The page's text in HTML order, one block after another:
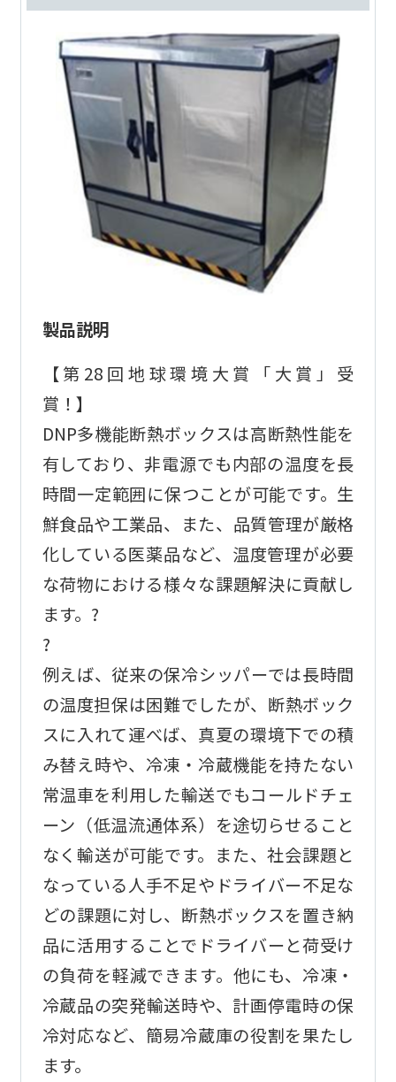
製品説明
【第28回地球環境大賞「大賞」受
賞！】
DNP多機能断熱ボックスは高断熱性能を
有しており、非電源でも内部の温度を長
時間一定範囲に保つことが可能です。生
鮮食品や工業品、また、品質管理が厳格
化している医薬品など、温度管理が必要
な荷物における様々な課題解決に貢献し
ます。?
?
例えば、従来の保冷シッパーでは長時間
の温度担保は困難でしたが、断熱ボック
スに入れて運べば、真夏の環境下での積
み替え時や、冷凍・冷蔵機能を持たない
常温車を利用した輸送でもコールドチェ
ーン（低温流通体系）を途切らせること
なく輸送が可能です。また、社会課題と
なっている人手不足やドライバー不足な
どの課題に対し、断熱ボックスを置き納
品に活用することでドライバーと荷受け
の負荷を軽減できます。他にも、冷凍・
冷蔵品の突発輸送時や、計画停電時の保
冷対応など、簡易冷蔵庫の役割を果たし
ます。